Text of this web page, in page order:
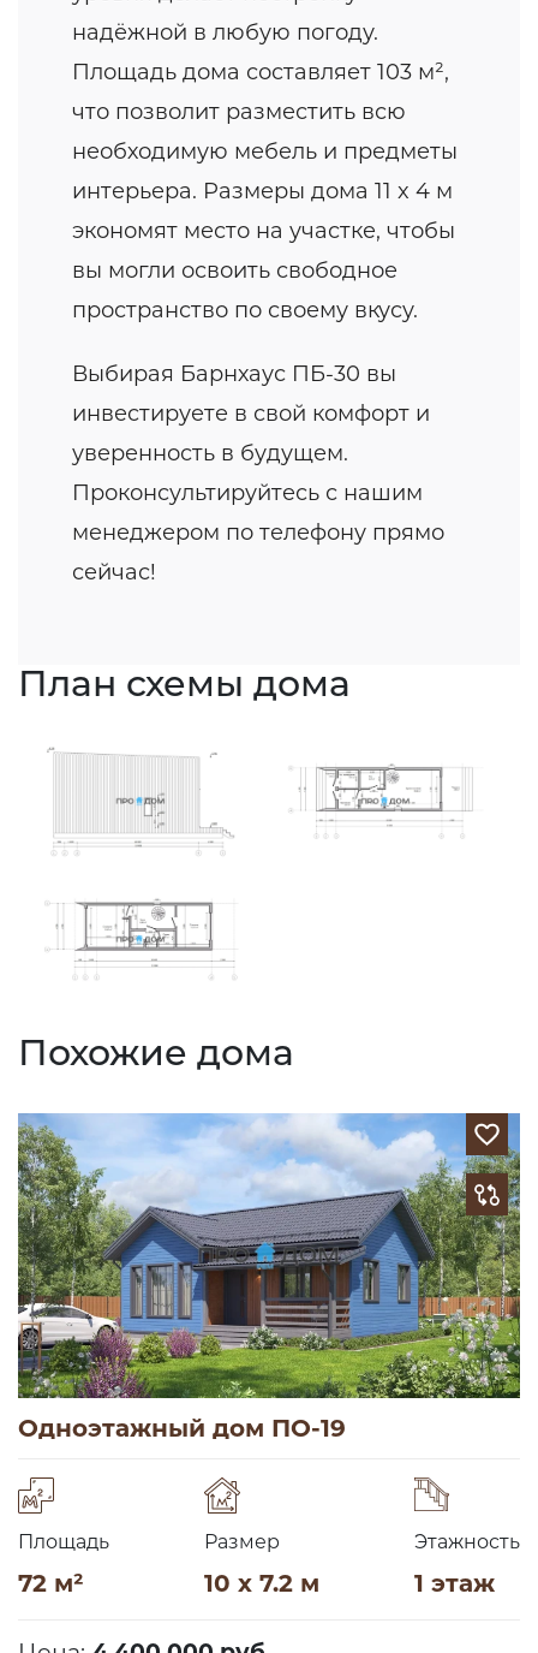
надёжной в любую погоду.
Площадь дома составляет 103 м²,
что позволит разместить всю
необходимую мебель и предметы
интерьера. Размеры дома 11 x 4 м
экономят место на участке, чтобы
вы могли освоить свободное
пространство по своему вкусу.
Выбирая Барнхаус ПБ-30 вы
инвестируете в свой комфорт и
уверенность в будущем.
Проконсультируйтесь с нашим
менеджером по телефону прямо
сейчас!
План схемы дома
Похожие дома
Одноэтажный дом ПО-19
Площадь
72 м²
Размер
10 x 7.2 м
Этажность
1 этаж